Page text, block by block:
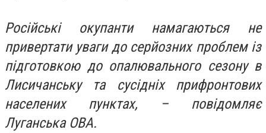
Російські окупанти намагаються не
привертати уваги до серйозних проблем із
підготовкою до опалювального сезону в
Лисичанську та сусідніх прифронтових
населених пунктах, – повідомляє
Луганська ОВА.